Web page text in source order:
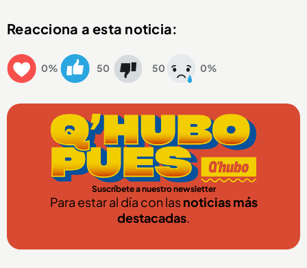
Reacciona a esta noticia:
0% 50 50 0%
Suscríbete a nuestro newsletter
Para estar al día con lasnoticias más
destacadas.